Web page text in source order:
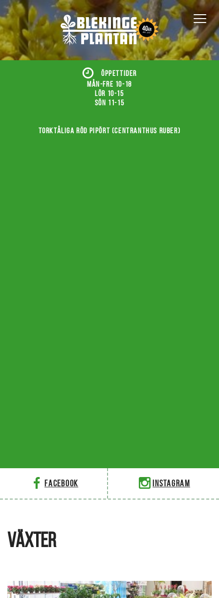
ÖPPETTIDER
Mån-fre 10-18
Lör 10-15
Sön 11-15
Torktåliga röd pipört (Centranthus ruber)
Facebook Instagram
VÄXTER